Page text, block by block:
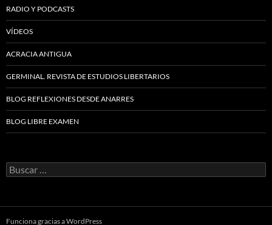
RADIO Y PODCASTS
VÍDEOS
ACRACIA ANTIGUA
GERMINAL. REVISTA DE ESTUDIOS LIBERTARIOS
BLOG REFLEXIONES DESDE ANARRES
BLOG LIBRE EXAMEN
Buscar:
Funciona gracias a WordPress